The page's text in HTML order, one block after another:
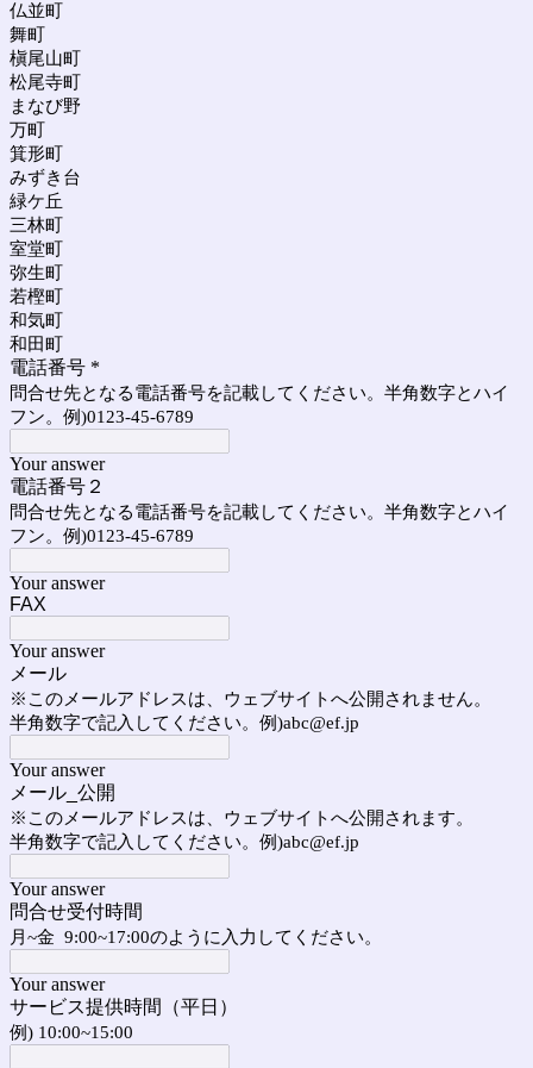
仏並町
舞町
槇尾山町
松尾寺町
まなび野
万町
箕形町
みずき台
緑ケ丘
三林町
室堂町
弥生町
若樫町
和気町
和田町
電話番号 *
問合せ先となる電話番号を記載してください。半角数字とハイ
フン。例)0123-45-6789
Your answer
電話番号２
問合せ先となる電話番号を記載してください。半角数字とハイ
フン。例)0123-45-6789
Your answer
FAX
Your answer
メール
※このメールアドレスは、ウェブサイトへ公開されません。
半角数字で記入してください。例)abc@ef.jp
Your answer
メール_公開
※このメールアドレスは、ウェブサイトへ公開されます。
半角数字で記入してください。例)abc@ef.jp
Your answer
問合せ受付時間
月~金 9:00~17:00のように入力してください。
Your answer
サービス提供時間（平日）
例) 10:00~15:00